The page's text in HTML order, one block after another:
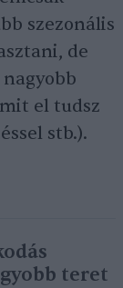
szezonális
de
el tudsz
stb.).
teret